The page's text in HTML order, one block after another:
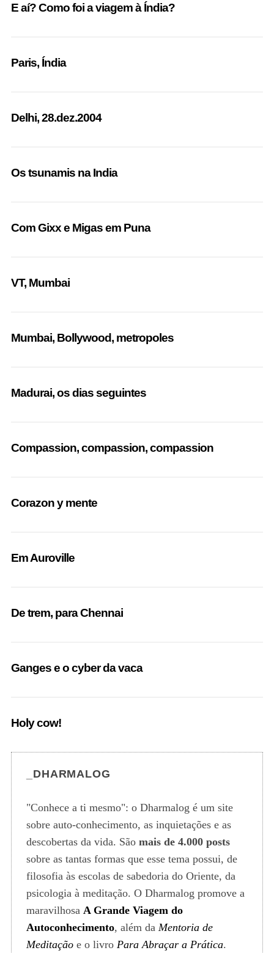
E aí? Como foi a viagem à Índia?
Paris, Índia
Delhi, 28.dez.2004
Os tsunamis na India
Com Gixx e Migas em Puna
VT, Mumbai
Mumbai, Bollywood, metropoles
Madurai, os dias seguintes
Compassion, compassion, compassion
Corazon y mente
Em Auroville
De trem, para Chennai
Ganges e o cyber da vaca
Holy cow!
_DHARMALOG
"Conhece a ti mesmo": o Dharmalog é um site
sobre auto-conhecimento, as inquietações e as
descobertas da vida. São mais de 4.000 posts
sobre as tantas formas que esse tema possui, de
filosofia às escolas de sabedoria do Oriente, da
psicologia à meditação. O Dharmalog promove a
maravilhosa A Grande Viagem do
Autoconhecimento, além da Mentoria de
Meditaçãoe o livro Para Abraçar a Prática.
S
e
a
c
h
f
: